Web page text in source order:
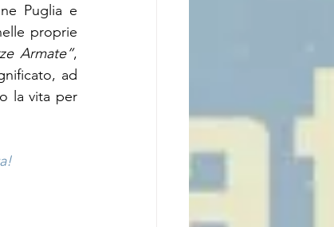
Puglia e
proprie
Armate”,
ad
la vita per